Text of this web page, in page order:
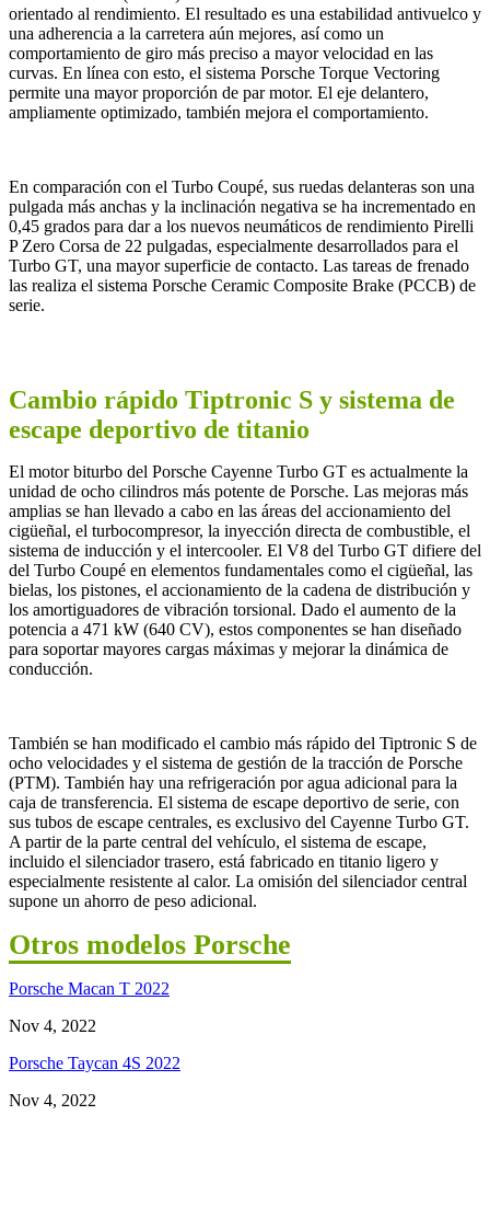
orientado al rendimiento. El resultado es una estabilidad antivuelco y
una adherencia a la carretera aún mejores, así como un
comportamiento de giro más preciso a mayor velocidad en las
curvas. En línea con esto, el sistema Porsche Torque Vectoring
permite una mayor proporción de par motor. El eje delantero,
ampliamente optimizado, también mejora el comportamiento.
En comparación con el Turbo Coupé, sus ruedas delanteras son una
pulgada más anchas y la inclinación negativa se ha incrementado en
0,45 grados para dar a los nuevos neumáticos de rendimiento Pirelli
P Zero Corsa de 22 pulgadas, especialmente desarrollados para el
Turbo GT, una mayor superficie de contacto. Las tareas de frenado
las realiza el sistema Porsche Ceramic Composite Brake (PCCB) de
serie.
Cambio rápido Tiptronic S y sistema de
escape deportivo de titanio
El motor biturbo del Porsche Cayenne Turbo GT es actualmente la
unidad de ocho cilindros más potente de Porsche. Las mejoras más
amplias se han llevado a cabo en las áreas del accionamiento del
cigüeñal, el turbocompresor, la inyección directa de combustible, el
sistema de inducción y el intercooler. El V8 del Turbo GT difiere del
del Turbo Coupé en elementos fundamentales como el cigüeñal, las
bielas, los pistones, el accionamiento de la cadena de distribución y
los amortiguadores de vibración torsional. Dado el aumento de la
potencia a 471 kW (640 CV), estos componentes se han diseñado
para soportar mayores cargas máximas y mejorar la dinámica de
conducción.
También se han modificado el cambio más rápido del Tiptronic S de
ocho velocidades y el sistema de gestión de la tracción de Porsche
(PTM). También hay una refrigeración por agua adicional para la
caja de transferencia. El sistema de escape deportivo de serie, con
sus tubos de escape centrales, es exclusivo del Cayenne Turbo GT.
A partir de la parte central del vehículo, el sistema de escape,
incluido el silenciador trasero, está fabricado en titanio ligero y
especialmente resistente al calor. La omisión del silenciador central
supone un ahorro de peso adicional.
Otros modelos Porsche
Porsche Macan T 2022
Nov 4, 2022
Porsche Taycan 4S 2022
Nov 4, 2022